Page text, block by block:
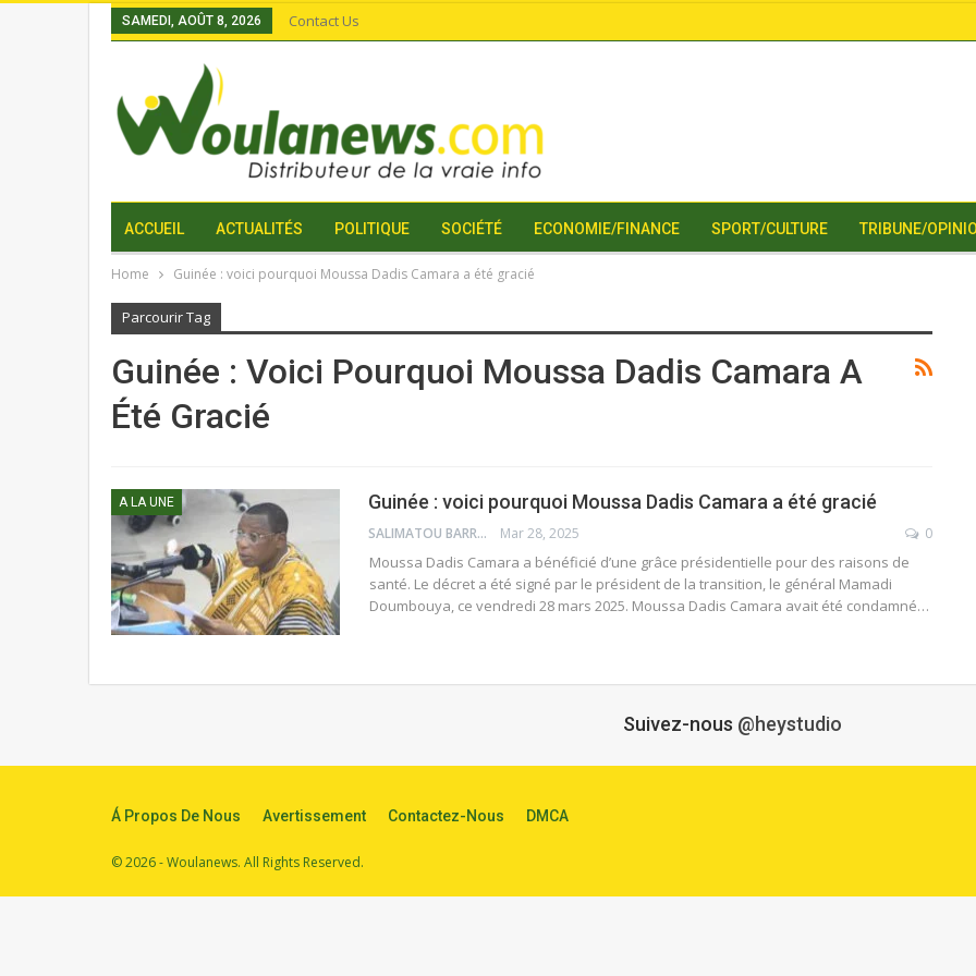
SAMEDI, AOÛT 8, 2026 Contact Us
ACCUEIL ACTUALITÉS POLITIQUE SOCIÉTÉ ECONOMIE/FINANCE SPORT/CULTURE TRIBUNE/
Home Guinée : voici pourquoi Moussa Dadis Camara a été gracié
Parcourir Tag
Guinée : Voici Pourquoi Moussa Dadis Camara A
Été Gracié
A LA UNE Guinée : voici pourquoi Moussa Dadis Camara a été gracié
SALIMATOU BARRY Mar 28, 2025 0
Moussa Dadis Camara a bénéficié d’une grâce présidentielle pour des raisons de
santé. Le décret a été signé par le président de la transition, le général Mamadi
Doumbouya, ce vendredi 28 mars 2025. Moussa Dadis Camara avait été condamné…
Suivez-nous @heystudio
Á Propos De Nous Avertissement Contactez-Nous DMCA
© 2026 - Woulanews. All Rights Reserved.